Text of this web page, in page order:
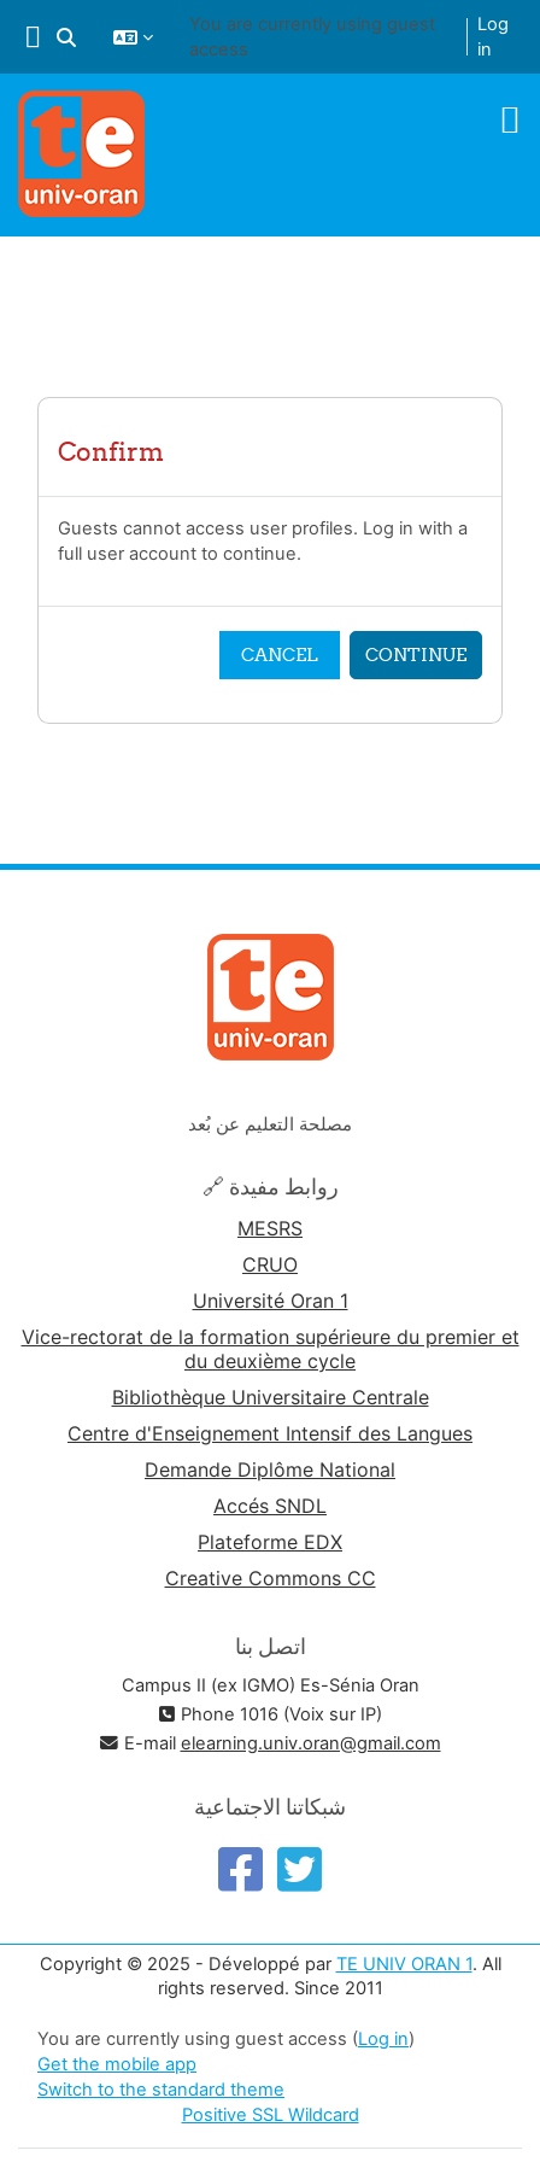
Toggle search input
You are currently using guest
access
Log
in
Confirm
Guests cannot access user profiles. Log in with a
full user account to continue.
CANCEL CONTINUE
مصلحة التعليم عن بُعد
🔗 روابط مفيدة
MESRS
CRUO
Université Oran 1
Vice-rectorat de la formation supérieure du premier et
du deuxième cycle
Bibliothèque Universitaire Centrale
Centre d'Enseignement Intensif des Langues
Demande Diplôme National
Accés SNDL
Plateforme EDX
Creative Commons CC
اتصل بنا
Campus II (ex IGMO) Es-Sénia Oran
Phone 1016 (Voix sur IP)
E-mail elearning.univ.oran@gmail.com
شبكاتنا الاجتماعية
Copyright © 2025 - Développé par TE UNIV ORAN 1. All
rights reserved. Since 2011
You are currently using guest access (Log in)
Get the mobile app
Switch to the standard theme
Positive SSL Wildcard